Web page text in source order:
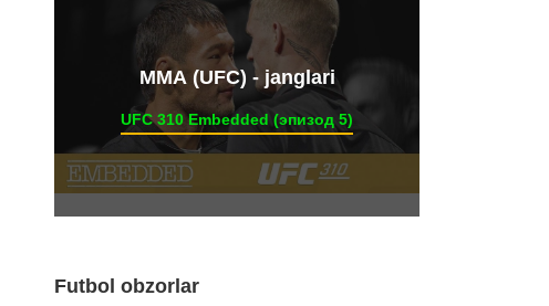
ММА (UFC) - janglari
UFC 310 Embedded (эпизод 5)
Futbol obzorlar